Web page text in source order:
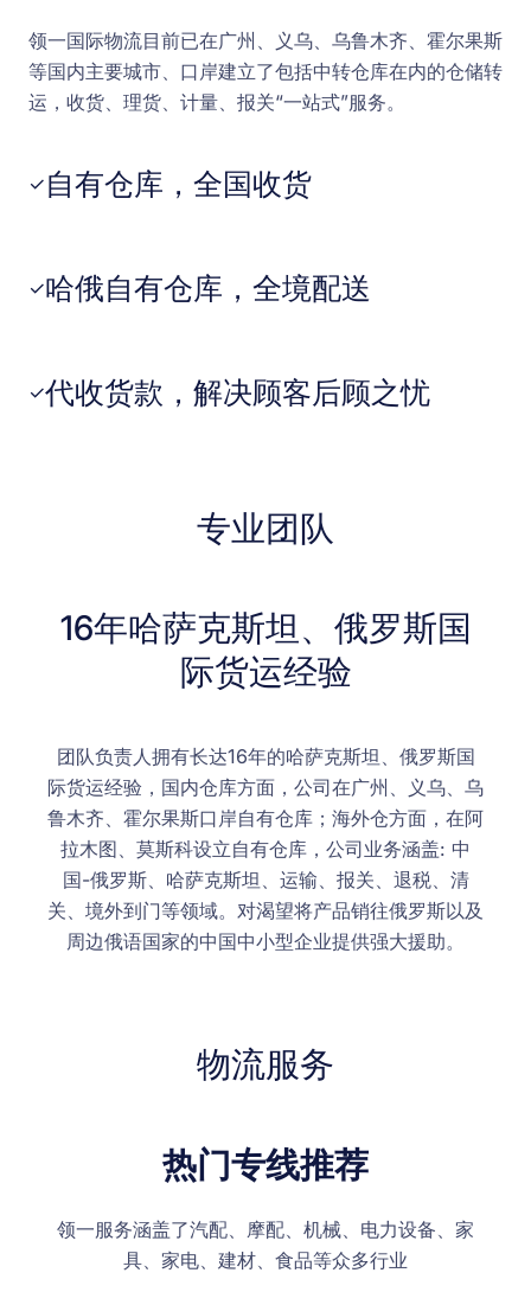
领一国际物流目前已在广州、义乌、乌鲁木齐、霍尔果斯
等国内主要城市、口岸建立了包括中转仓库在内的仓储转
运，收货、理货、计量、报关“一站式”服务。
✓ 自有仓库，全国收货
✓哈俄自有仓库，全境配送
✓代收货款，解决顾客后顾之忧
专业团队
16年哈萨克斯坦、俄罗斯国
际货运经验
团队负责人拥有长达16年的哈萨克斯坦、俄罗斯国
际货运经验，国内仓库方面，公司在广州、义乌、乌
鲁木齐、霍尔果斯口岸自有仓库；海外仓方面，在阿
拉木图、莫斯科设立自有仓库，公司业务涵盖: 中
国-俄罗斯、哈萨克斯坦、运输、报关、退税、清
关、境外到门等领域。对渴望将产品销往俄罗斯以及
周边俄语国家的中国中小型企业提供强大援助。
物流服务
热门专线推荐
领一服务涵盖了汽配、摩配、机械、电力设备、家
具、家电、建材、食品等众多行业